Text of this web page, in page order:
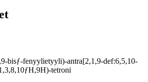
bisƒ-fenyylietyyli)-antra[2,1,9-def:6,5,10-
tetroni